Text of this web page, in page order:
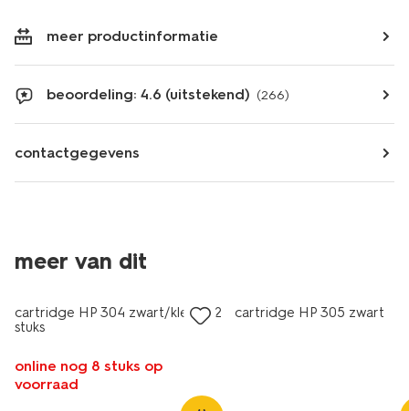
meer productinformatie
beoordeling: 4.6 (uitstekend) (266)
contactgegevens
meer van dit
cartridge HP 304 zwart/kleur - 2
stuks
online nog 8 stuks op
voorraad
cartridge HP 305 zwart